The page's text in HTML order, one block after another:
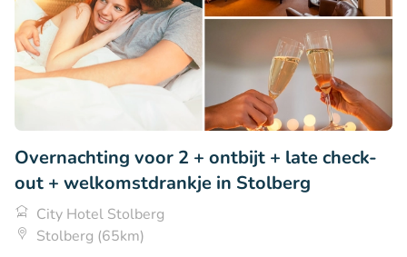
Overnachting voor 2 + ontbijt + late check-
out + welkomstdrankje in Stolberg
City Hotel Stolberg
Stolberg (65km)